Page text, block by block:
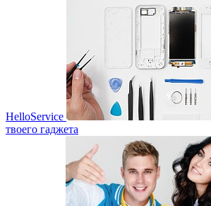
HelloService
твоего гаджета